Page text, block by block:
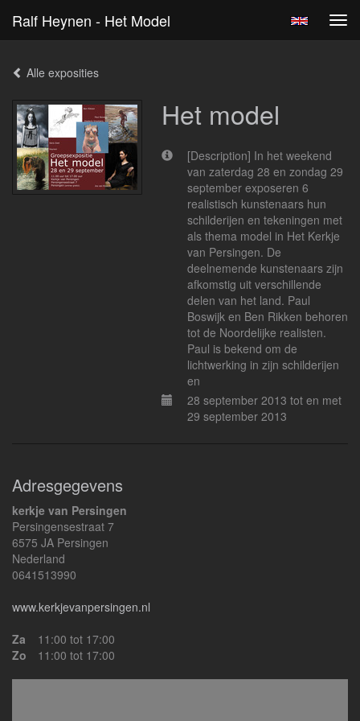
Ralf Heynen - Het Model
Alle exposities
Het model
[Description] In het weekend
van zaterdag 28 en zondag 29
september exposeren 6
realistisch kunstenaars hun
schilderijen en tekeningen met
als thema model in Het Kerkje
van Persingen. De
deelnemende kunstenaars zijn
afkomstig uit verschillende
delen van het land. Paul
Boswijk en Ben Rikken behoren
tot de Noordelijke realisten.
Paul is bekend om de
lichtwerking in zijn schilderijen
en
28 september 2013 tot en met
29 september 2013
Adresgegevens
kerkje van Persingen
Persingensestraat 7
6575 JA Persingen
Nederland
0641513990
www.kerkjevanpersingen.nl
Za
11:00 tot 17:00
Zo
11:00 tot 17:00